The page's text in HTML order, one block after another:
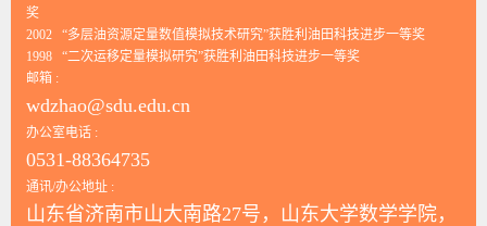
奖
2002 “多层油资源定量数值模拟技术研究”获胜利油田科技进步一等奖
1998 “二次运移定量模拟研究”获胜利油田科技进步一等奖
邮箱 :
wdzhao@sdu.edu.cn
办公室电话 :
0531-88364735
通讯/办公地址 :
山东省济南市山大南路27号，山东大学数学学院，